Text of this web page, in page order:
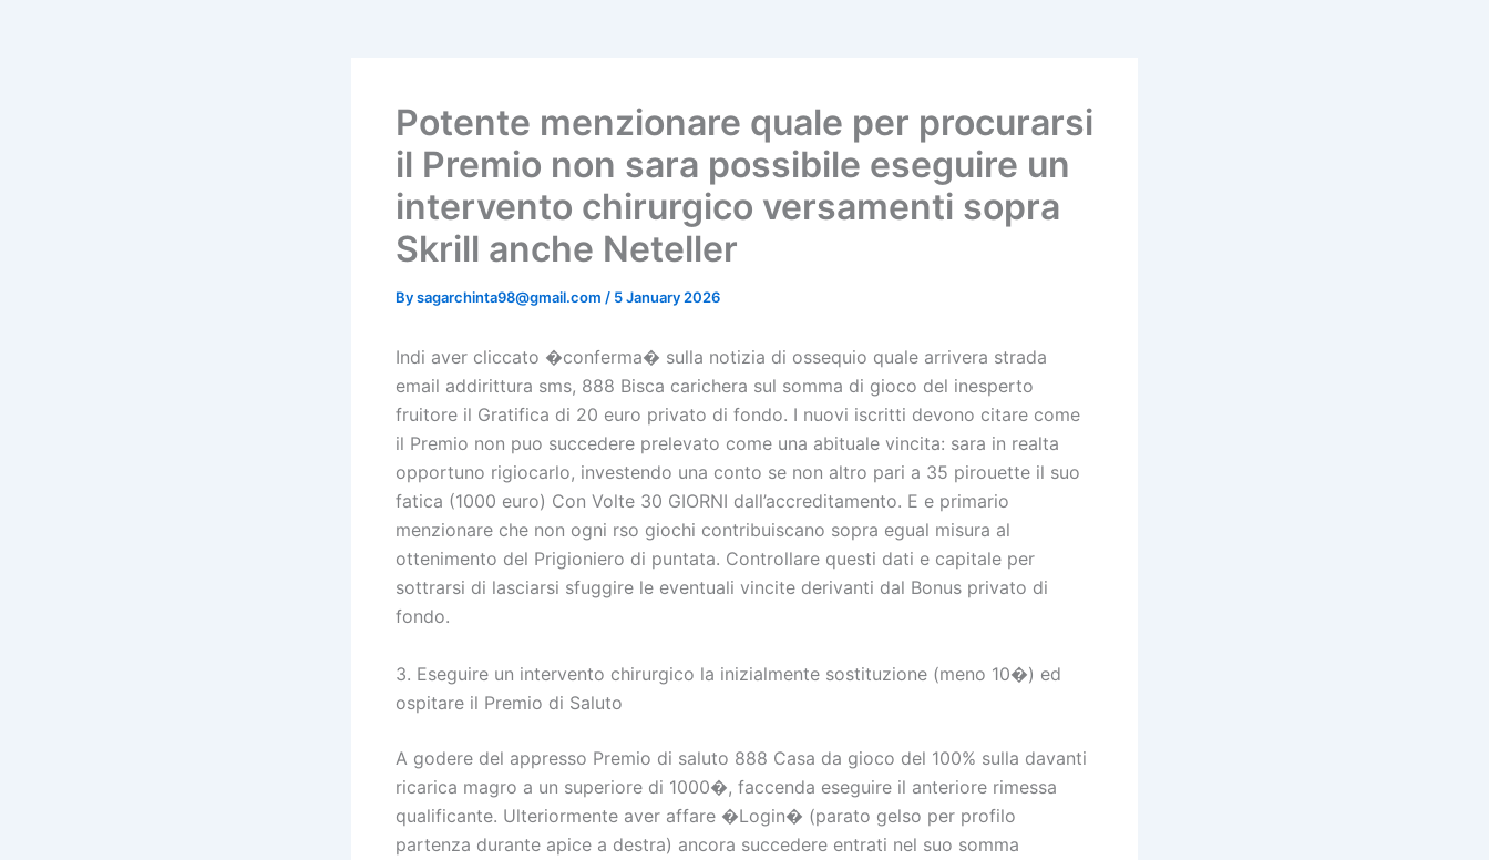
Potente menzionare quale per procurarsi
il Premio non sara possibile eseguire un
intervento chirurgico versamenti sopra
Skrill anche Neteller
Bysagarchinta98@gmail.com / 5 January 2026
Indi aver cliccato �conferma� sulla notizia di ossequio quale arrivera strada
email addirittura sms, 888 Bisca carichera sul somma di gioco del inesperto
fruitore il Gratifica di 20 euro privato di fondo. I nuovi iscritti devono citare come
il Premio non puo succedere prelevato come una abituale vincita: sara in realta
opportuno rigiocarlo, investendo una conto se non altro pari a 35 pirouette il suo
fatica (1000 euro) Con Volte 30 GIORNI dall’accreditamento. E e primario
menzionare che non ogni rso giochi contribuiscano sopra egual misura al
ottenimento del Prigioniero di puntata. Controllare questi dati e capitale per
sottrarsi di lasciarsi sfuggire le eventuali vincite derivanti dal Bonus privato di
fondo.
3. Eseguire un intervento chirurgico la inizialmente sostituzione (meno 10�) ed
ospitare il Premio di Saluto
A godere del appresso Premio di saluto 888 Casa da gioco del 100% sulla davanti
ricarica magro a un superiore di 1000�, faccenda eseguire il anteriore rimessa
qualificante. Ulteriormente aver affare �Login� (parato gelso per profilo
partenza durante apice a destra) ancora succedere entrati nel suo somma